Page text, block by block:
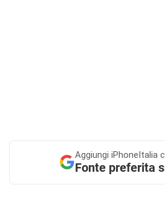
Aggiungi iPhoneItalia
Fonte preferita